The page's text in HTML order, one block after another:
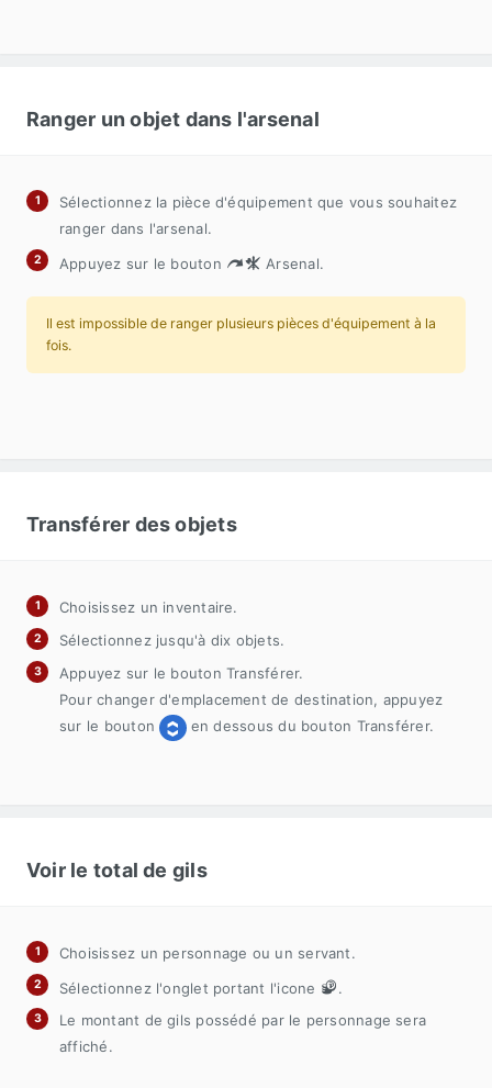
Ranger un objet dans l'arsenal
Sélectionnez la pièce d'équipement que vous souhaitez
ranger dans l'arsenal.
Appuyez sur le bouton
Arsenal.
Il est impossible de ranger plusieurs pièces d'équipement à la
fois.
Transférer des objets
Choisissez un inventaire.
Sélectionnez jusqu'à dix objets.
Appuyez sur le bouton Transférer.
Pour changer d'emplacement de destination, appuyez
sur le bouton
en dessous du bouton Transférer.
Voir le total de gils
Choisissez un personnage ou un servant.
Sélectionnez l'onglet portant l'icone
.
Le montant de gils possédé par le personnage sera
affiché.